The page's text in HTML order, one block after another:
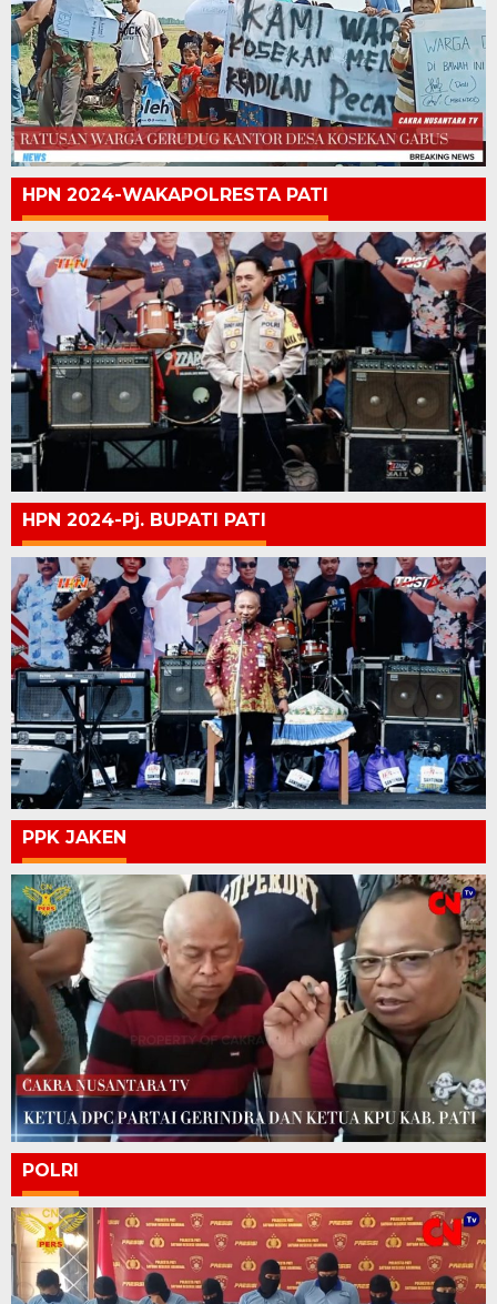
HPN 2024-WAKAPOLRESTA PATI
HPN 2024-Pj. BUPATI PATI
PPK JAKEN
POLRI